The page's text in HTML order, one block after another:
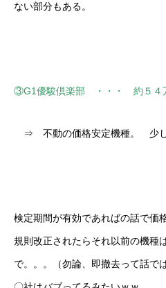
ない部分もある。
③G1優駿倶楽部 ・・・ 約５４
⇒ 不動の価格安定機種。 少し
検定期間が有効であればの話で価
規則改正されたらそれ以前の機種
で。。。（勿論、即撤去って話で